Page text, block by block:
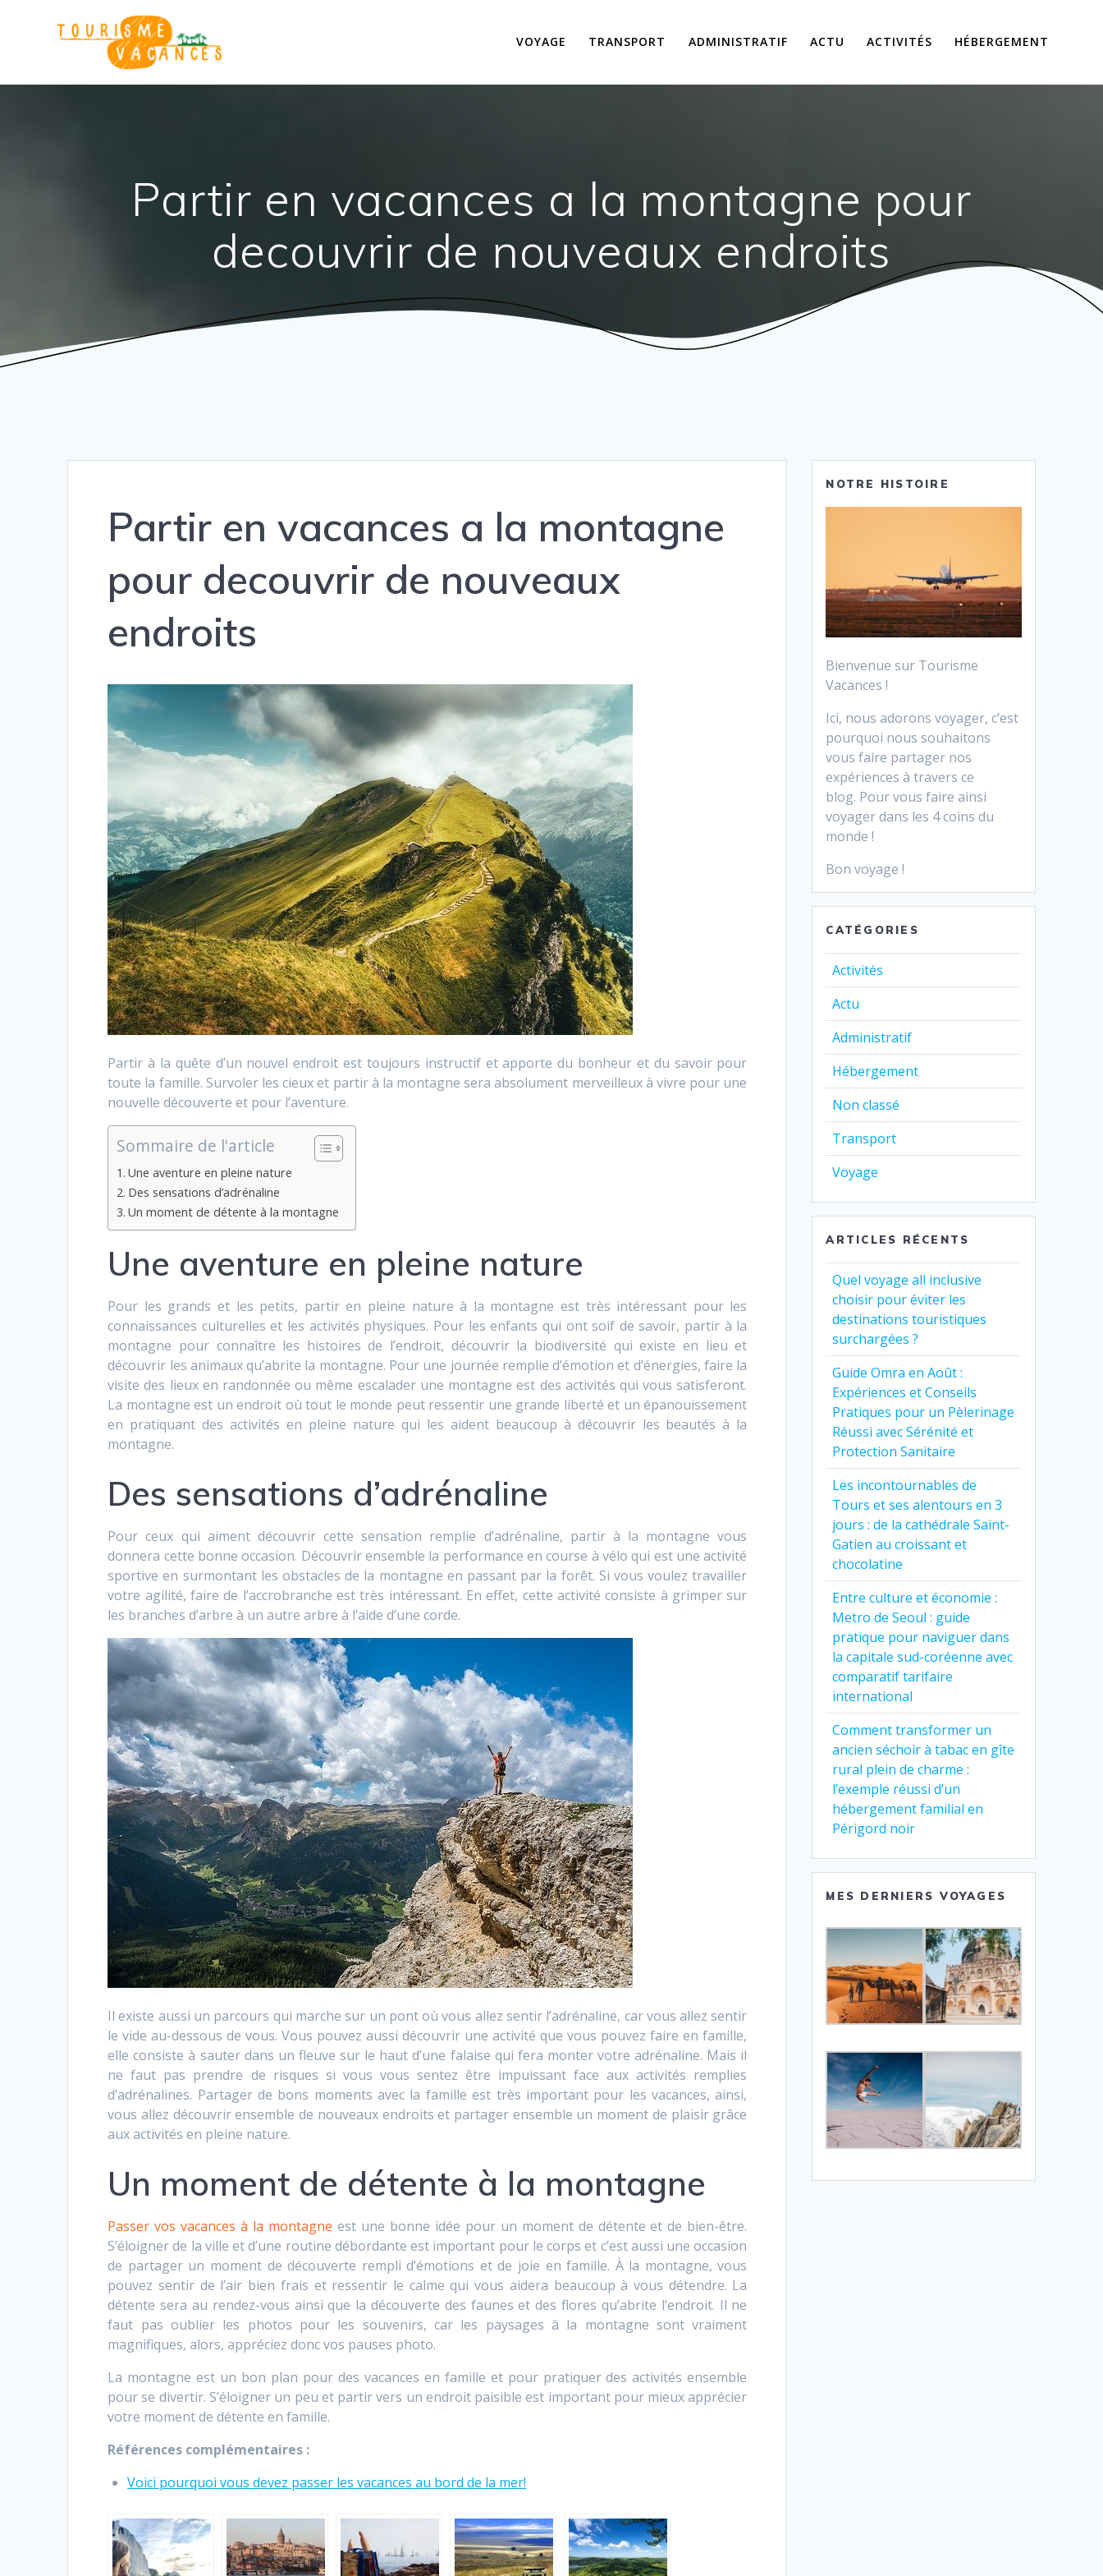
VOYAGE TRANSPORT ADMINISTRATIF ACTU ACTIVITÉS HÉBERGEMENT
Partir en vacances a la montagne pour
decouvrir de nouveaux endroits
Partir en vacances a la montagne
pour decouvrir de nouveaux
endroits
Partir à la quête d’un nouvel endroit est toujours instructif et apporte du bonheur et du savoir pour
toute la famille. Survoler les cieux et partir à la montagne sera absolument merveilleux à vivre pour une
nouvelle découverte et pour l’aventure.
Sommaire de l'article
Une aventure en pleine nature
Des sensations d’adrénaline
Un moment de détente à la montagne
Une aventure en pleine nature
Pour les grands et les petits, partir en pleine nature à la montagne est très intéressant pour les
connaissances culturelles et les activités physiques. Pour les enfants qui ont soif de savoir, partir à la
montagne pour connaître les histoires de l’endroit, découvrir la biodiversité qui existe en lieu et
découvrir les animaux qu’abrite la montagne. Pour une journée remplie d’émotion et d’énergies, faire la
visite des lieux en randonnée ou même escalader une montagne est des activités qui vous satisferont.
La montagne est un endroit où tout le monde peut ressentir une grande liberté et un épanouissement
en pratiquant des activités en pleine nature qui les aident beaucoup à découvrir les beautés à la
montagne.
Des sensations d’adrénaline
Pour ceux qui aiment découvrir cette sensation remplie d’adrénaline, partir à la montagne vous
donnera cette bonne occasion. Découvrir ensemble la performance en course à vélo qui est une activité
sportive en surmontant les obstacles de la montagne en passant par la forêt. Si vous voulez travailler
votre agilité, faire de l’accrobranche est très intéressant. En effet, cette activité consiste à grimper sur
les branches d’arbre à un autre arbre à l’aide d’une corde.
Il existe aussi un parcours qui marche sur un pont où vous allez sentir l’adrénaline, car vous allez sentir
le vide au-dessous de vous. Vous pouvez aussi découvrir une activité que vous pouvez faire en famille,
elle consiste à sauter dans un fleuve sur le haut d’une falaise qui fera monter votre adrénaline. Mais il
ne faut pas prendre de risques si vous vous sentez être impuissant face aux activités remplies
d’adrénalines. Partager de bons moments avec la famille est très important pour les vacances, ainsi,
vous allez découvrir ensemble de nouveaux endroits et partager ensemble un moment de plaisir grâce
aux activités en pleine nature.
Un moment de détente à la montagne
Passer vos vacances à la montagne est une bonne idée pour un moment de détente et de bien-être.
S’éloigner de la ville et d’une routine débordante est important pour le corps et c’est aussi une occasion
de partager un moment de découverte rempli d’émotions et de joie en famille. À la montagne, vous
pouvez sentir de l’air bien frais et ressentir le calme qui vous aidera beaucoup à vous détendre. La
détente sera au rendez-vous ainsi que la découverte des faunes et des flores qu’abrite l’endroit. Il ne
faut pas oublier les photos pour les souvenirs, car les paysages à la montagne sont vraiment
magnifiques, alors, appréciez donc vos pauses photo.
La montagne est un bon plan pour des vacances en famille et pour pratiquer des activités ensemble
pour se divertir. S’éloigner un peu et partir vers un endroit paisible est important pour mieux apprécier
votre moment de détente en famille.
Références complémentaires :
Voici pourquoi vous devez passer les vacances au bord de la mer!
NOTRE HISTOIRE
Bienvenue sur Tourisme
Vacances !
Ici, nous adorons voyager, c’est
pourquoi nous souhaitons
vous faire partager nos
expériences à travers ce
blog. Pour vous faire ainsi
voyager dans les 4 coins du
monde !
Bon voyage !
CATÉGORIES
Activités
Actu
Administratif
Hébergement
Non classé
Transport
Voyage
ARTICLES RÉCENTS
Quel voyage all inclusive
choisir pour éviter les
destinations touristiques
surchargées ?
Guide Omra en Août :
Expériences et Conseils
Pratiques pour un Pèlerinage
Réussi avec Sérénité et
Protection Sanitaire
Les incontournables de
Tours et ses alentours en 3
jours : de la cathédrale Saint-
Gatien au croissant et
chocolatine
Entre culture et économie :
Metro de Seoul : guide
pratique pour naviguer dans
la capitale sud-coréenne avec
comparatif tarifaire
international
Comment transformer un
ancien séchoir à tabac en gîte
rural plein de charme :
l’exemple réussi d’un
hébergement familial en
Périgord noir
MES DERNIERS VOYAGES